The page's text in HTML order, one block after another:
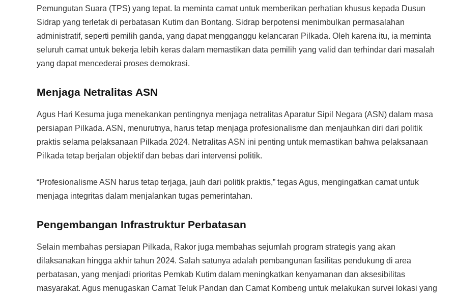
Pemungutan Suara (TPS) yang tepat. Ia meminta camat untuk memberikan perhatian khusus kepada Dusun
Sidrap yang terletak di perbatasan Kutim dan Bontang. Sidrap berpotensi menimbulkan permasalahan
administratif, seperti pemilih ganda, yang dapat mengganggu kelancaran Pilkada. Oleh karena itu, ia meminta
seluruh camat untuk bekerja lebih keras dalam memastikan data pemilih yang valid dan terhindar dari masalah
yang dapat mencederai proses demokrasi.
Menjaga Netralitas ASN
Agus Hari Kesuma juga menekankan pentingnya menjaga netralitas Aparatur Sipil Negara (ASN) dalam masa
persiapan Pilkada. ASN, menurutnya, harus tetap menjaga profesionalisme dan menjauhkan diri dari politik
praktis selama pelaksanaan Pilkada 2024. Netralitas ASN ini penting untuk memastikan bahwa pelaksanaan
Pilkada tetap berjalan objektif dan bebas dari intervensi politik.
“Profesionalisme ASN harus tetap terjaga, jauh dari politik praktis,” tegas Agus, mengingatkan camat untuk
menjaga integritas dalam menjalankan tugas pemerintahan.
Pengembangan Infrastruktur Perbatasan
Selain membahas persiapan Pilkada, Rakor juga membahas sejumlah program strategis yang akan
dilaksanakan hingga akhir tahun 2024. Salah satunya adalah pembangunan fasilitas pendukung di area
perbatasan, yang menjadi prioritas Pemkab Kutim dalam meningkatkan kenyamanan dan aksesibilitas
masyarakat. Agus menugaskan Camat Teluk Pandan dan Camat Kombeng untuk melakukan survei lokasi yang